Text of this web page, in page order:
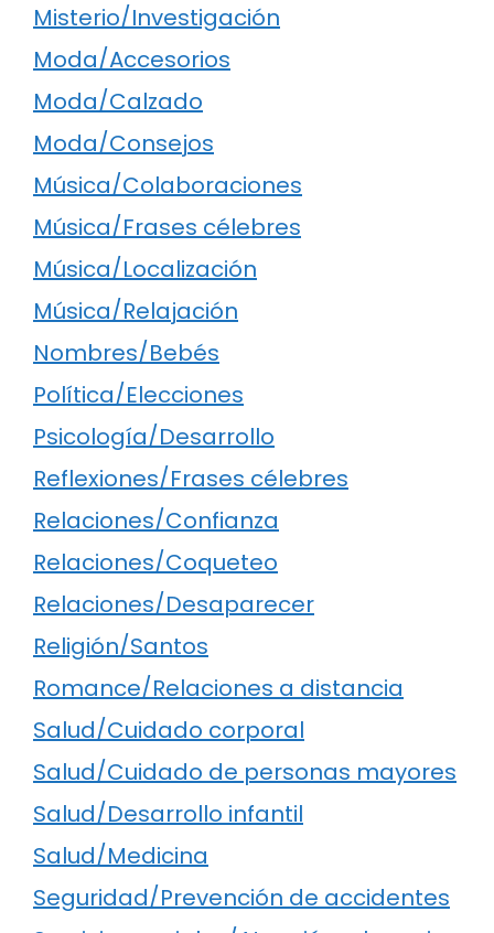
Misterio/Investigación
Moda/Accesorios
Moda/Calzado
Moda/Consejos
Música/Colaboraciones
Música/Frases célebres
Música/Localización
Música/Relajación
Nombres/Bebés
Política/Elecciones
Psicología/Desarrollo
Reflexiones/Frases célebres
Relaciones/Confianza
Relaciones/Coqueteo
Relaciones/Desaparecer
Religión/Santos
Romance/Relaciones a distancia
Salud/Cuidado corporal
Salud/Cuidado de personas mayores
Salud/Desarrollo infantil
Salud/Medicina
Seguridad/Prevención de accidentes